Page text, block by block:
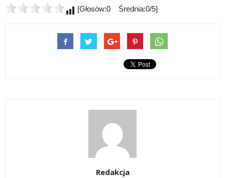
[Głosów:0 Średnia:0/5]
Redakcja